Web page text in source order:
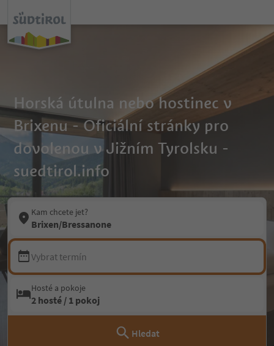
Horská útulna nebo hostinec v
Brixenu - Oficiální stránky pro
dovolenou v Jižním Tyrolsku -
suedtirol.info
Kam chcete jet?
Brixen/Bressanone
Vybrat termín
Hosté a pokoje
2 hosté / 1 pokoj
Hledat